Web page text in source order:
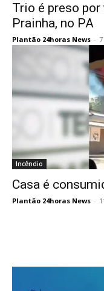
Trio é preso
Prainha, no PA
Plantão 24horas News -
Incêndio
Casa é
Plantão 24horas News -